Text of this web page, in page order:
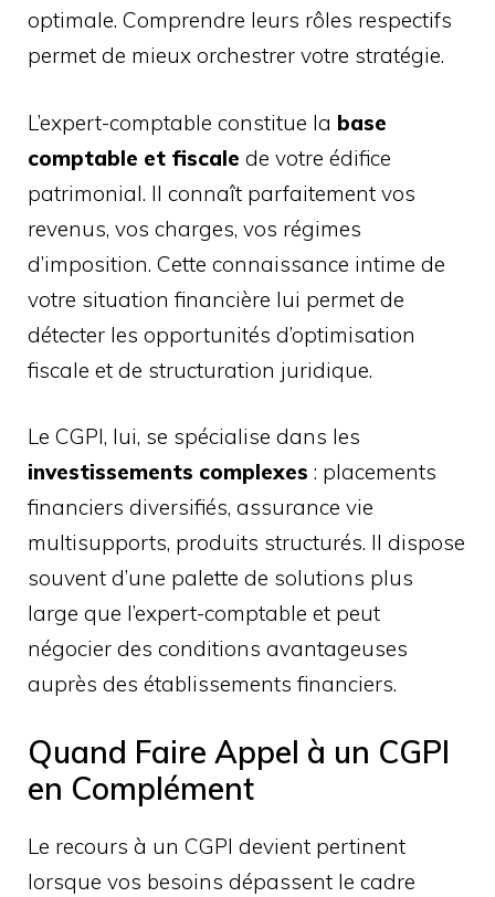
optimale. Comprendre leurs rôles respectifs
permet de mieux orchestrer votre stratégie.
L’expert-comptable constitue la base
comptable et fiscale de votre édifice
patrimonial. Il connaît parfaitement vos
revenus, vos charges, vos régimes
d’imposition. Cette connaissance intime de
votre situation financière lui permet de
détecter les opportunités d’optimisation
fiscale et de structuration juridique.
Le CGPI, lui, se spécialise dans les
investissements complexes : placements
financiers diversifiés, assurance vie
multisupports, produits structurés. Il dispose
souvent d’une palette de solutions plus
large que l’expert-comptable et peut
négocier des conditions avantageuses
auprès des établissements financiers.
Quand Faire Appel à un CGPI
en Complément
Le recours à un CGPI devient pertinent
lorsque vos besoins dépassent le cadre